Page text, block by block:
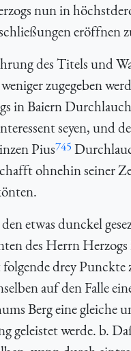
nun in
eröffnen
des Titels und
zugegeben
in Baiern
seyen, und
Pius745
ohnehin seiner
etwas dunckel
des Herrn Herzogs
drey Punckte
auf den Falle
Berg eine gleiche
geleistet werde. b.